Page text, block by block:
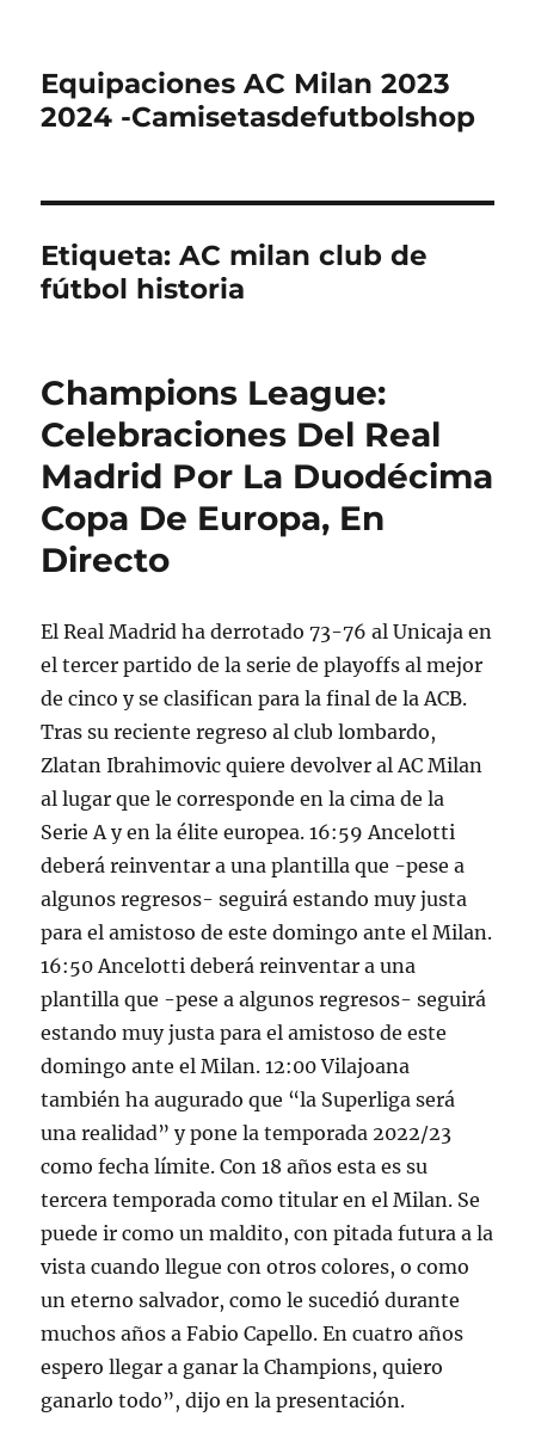
Equipaciones AC Milan 2023
2024 -Camisetasdefutbolshop
Etiqueta:AC milan club de
fútbol historia
Champions League:
Celebraciones Del Real
Madrid Por La Duodécima
Copa De Europa, En
Directo
El Real Madrid ha derrotado 73-76 al Unicaja en
el tercer partido de la serie de playoffs al mejor
de cinco y se clasifican para la final de la ACB.
Tras su reciente regreso al club lombardo,
Zlatan Ibrahimovic quiere devolver al AC Milan
al lugar que le corresponde en la cima de la
Serie A y en la élite europea. 16:59 Ancelotti
deberá reinventar a una plantilla que -pese a
algunos regresos- seguirá estando muy justa
para el amistoso de este domingo ante el Milan.
16:50 Ancelotti deberá reinventar a una
plantilla que -pese a algunos regresos- seguirá
estando muy justa para el amistoso de este
domingo ante el Milan. 12:00 Vilajoana
también ha augurado que “la Superliga será
una realidad” y pone la temporada 2022/23
como fecha límite. Con 18 años esta es su
tercera temporada como titular en el Milan. Se
puede ir como un maldito, con pitada futura a la
vista cuando llegue con otros colores, o como
un eterno salvador, como le sucedió durante
muchos años a Fabio Capello. En cuatro años
espero llegar a ganar la Champions, quiero
ganarlo todo”, dijo en la presentación.